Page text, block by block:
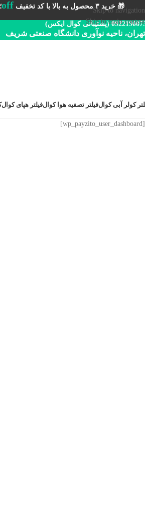
Skip to navigation
Skip to main content
🎁 خرید ۳ محصول به بالا با کد تخفیف off
(پشتیبانی کوال ایکس)
تهران، ناحیه نوآوری دانشگاه صنعتی شریف
کولر آبی کوالفیلتر تصفیه هوا کوالفیلتر هپای کوال
[wp_payzito_user_dashboard]